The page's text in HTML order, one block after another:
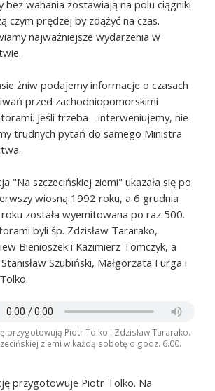
bez wahania zostawiają na polu ciągniki
czym prędzej by zdążyć na czas.
najważniejsze wydarzenia w
żniw podajemy informacje o czasach
przed zachodniopomorskimi
Jeśli trzeba - interweniujemy, nie
trudnych pytań do samego Ministra
"Na szczecińskiej ziemi" ukazała się po
wiosną 1992 roku, a 6 grudnia
została wyemitowana po raz 500.
byli śp. Zdzisław Tararako,
Bienioszek i Kazimierz Tomczyk, a
Szubiński, Małgorzata Furga i
przygotowują Piotr Tolko i Zdzisław Tararako.
ziemi w każdą sobotę o godz. 6.00.
przygotowuje Piotr Tolko. Na